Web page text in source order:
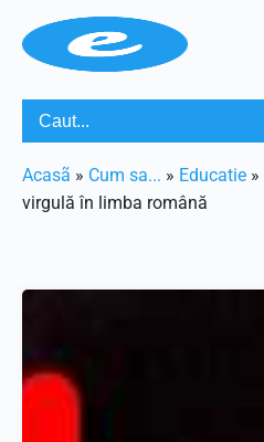
Acasã » Cum sa... » Educatie »
virgulă în limba română